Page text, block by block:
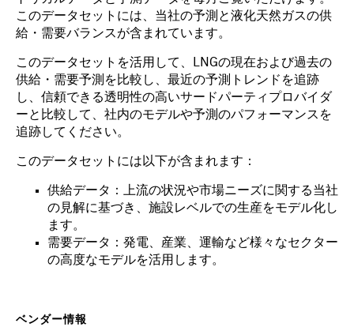
このデータセットには、当社の予測と液化天然ガスの供
給・需要バランスが含まれています。
このデータセットを活用して、LNGの現在および過去の
供給・需要予測を比較し、最近の予測トレンドを追跡
し、信頼できる透明性の高いサードパーティプロバイダ
ーと比較して、社内のモデルや予測のパフォーマンスを
追跡してください。
このデータセットには以下が含まれます：
供給データ：上流の状況や市場ニーズに関する当社
の見解に基づき、施設レベルでの生産をモデル化し
ます。
需要データ：発電、産業、運輸など様々なセクター
の高度なモデルを活用します。
ベンダー情報